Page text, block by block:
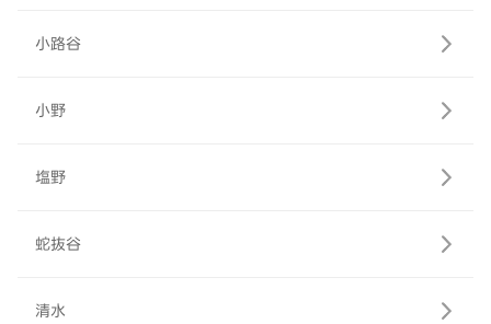
小路谷
小野
塩野
蛇抜谷
清水